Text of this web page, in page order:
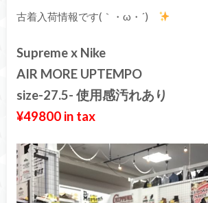
古着入荷情報です(｀・ω・´)ゞ
Supreme x Nike
AIR MORE UPTEMPO
size-27.5- 使用感汚れあり
¥49800 in tax